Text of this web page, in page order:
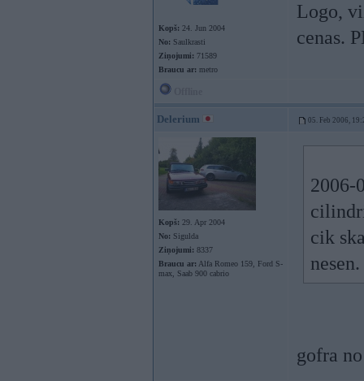
Kopš: 24. Jun 2004
No: Saulkrasti
Ziņojumi: 71589
Braucu ar: metro
Logo,
cenas.
Delerium 05. Feb 2006,
Kopš: 29. Apr 2004
No: Sigulda
Ziņojumi: 8337
Braucu ar: Alfa Romeo 159, Ford S-
max, Saab 900 cabrio
2006-
cik
nesen.
gofra